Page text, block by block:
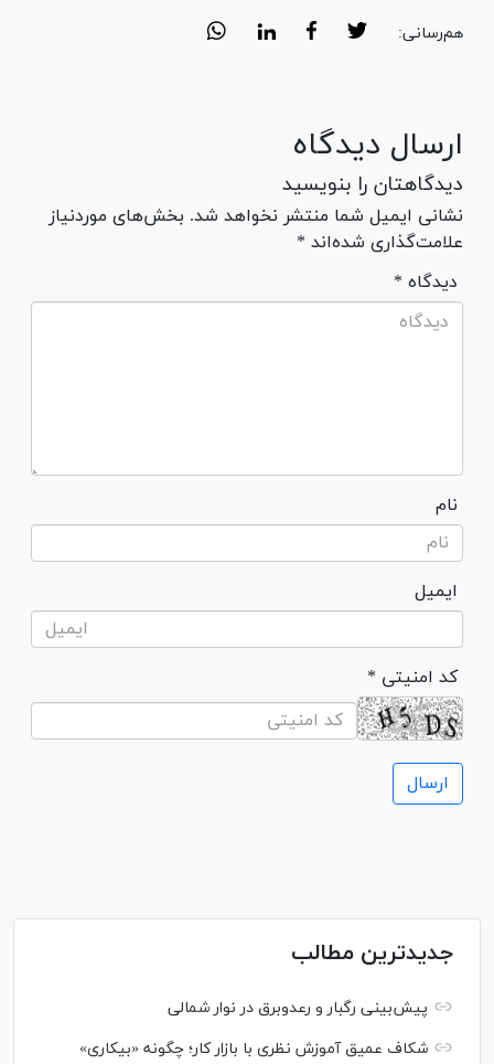
هم‌رسانی:
ارسال دیدگاه
دیدگاهتان را بنویسید
نشانی ایمیل شما منتشر نخواهد شد. بخش‌های موردنیاز
علامت‌گذاری شده‌اند *
* دیدگاه
نام
ایمیل
* کد امنیتی
جدیدترین مطالب
پیش‌بینی رگبار و رعدوبرق در نوار شمالی
شکاف عمیق آموزش نظری با بازار کار؛ چگونه «بیکاری»